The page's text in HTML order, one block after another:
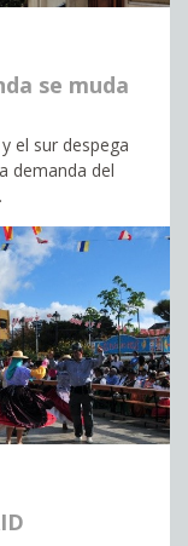
se muda
el sur despega
demanda del